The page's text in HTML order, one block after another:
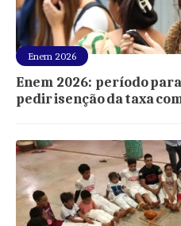
Enem 2026
Enem 2026: período para
pedir isenção da taxa